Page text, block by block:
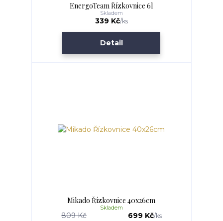
EnergoTeam Řízkovnice 6l
339 Kč/ks
Skladem
Detail
Mikado Řízkovnice 40x26cm
809 Kč 699 Kč/ks
Skladem